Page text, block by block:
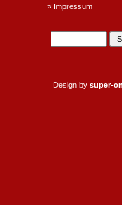
» Impressum
Design by super-